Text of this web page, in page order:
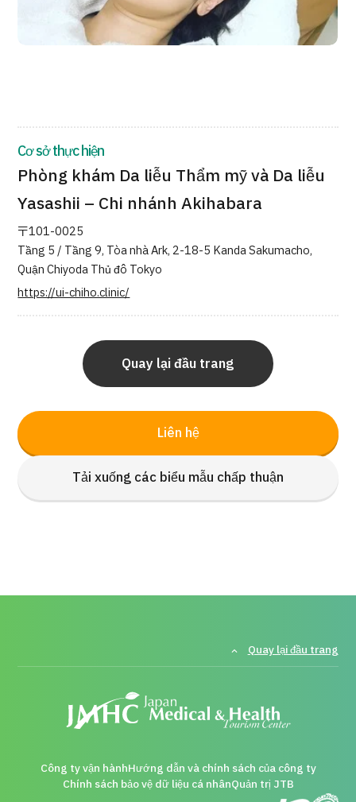
Chính sách bảo vệ dữ liệu cá nhân
Tiếng Nhật
Tiếng Việt
Liên hệ
Liên hệ
Tải xuống các biểu mẫu chấp thuận
Cơ sở thực hiện
Phòng khám Da liễu Thẩm mỹ và Da liễu
Yasashii – Chi nhánh Akihabara
〒101-0025
Tầng 5 / Tầng 9, Tòa nhà Ark, 2-18-5 Kanda Sakumacho,
Quận Chiyoda Thủ đô Tokyo
https://ui-chiho.clinic/
Quay lại đầu trang
Quay lại đầu trang
Công ty vận hànhHướng dẫn và chính sách của công ty
Chính sách bảo vệ dữ liệu cá nhânQuản trị JTB